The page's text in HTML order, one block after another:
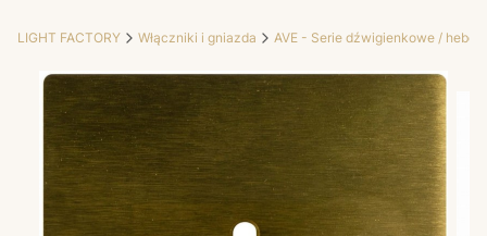
LIGHT FACTORY Włączniki i gniazda AVE - Serie dźwigienkowe /